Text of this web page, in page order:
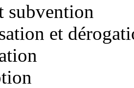
subvention
et